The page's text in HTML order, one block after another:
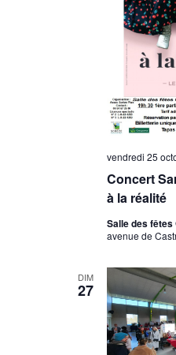
Concert
à la réalité
vendredi 25
Salle des fêtes
avenue de
DIM
27